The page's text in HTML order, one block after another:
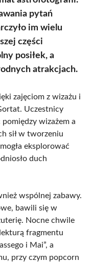
pytań
im wielu
części
posiłek, a
atrakcjach.
zajęciom z wizażu i
Uczestnicy
wizażem a
sił w tworzeniu
eksplorować
duch
wspólnej zabawy.
bawili się w
Nocne chwile
fragmentu
i Mai”, a
przy czym popcorn